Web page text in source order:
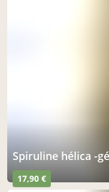
spiruline hélica -
17,90 €